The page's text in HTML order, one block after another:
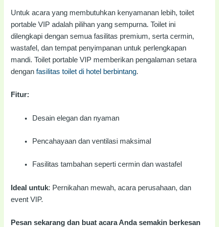
Untuk acara yang membutuhkan kenyamanan lebih, toilet
portable VIP adalah pilihan yang sempurna. Toilet ini
dilengkapi dengan semua fasilitas premium, serta cermin,
wastafel, dan tempat penyimpanan untuk perlengkapan
mandi. Toilet portable VIP memberikan pengalaman setara
denganfasilitas toilet di hotel berbintang.
Fitur:
Desain elegan dan nyaman
Pencahayaan dan ventilasi maksimal
Fasilitas tambahan seperti cermin dan wastafel
Ideal untuk: Pernikahan mewah, acara perusahaan, dan
event VIP.
Pesan sekarang dan buat acara Anda semakin berkesan